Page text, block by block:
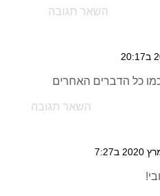
השאר תגובה
כל הדברים האחרים
השאר תגובה